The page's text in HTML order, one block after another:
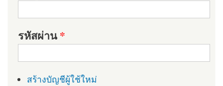
รหัสผ่าน*
สร้างบัญชีผู้ใช้ใหม่